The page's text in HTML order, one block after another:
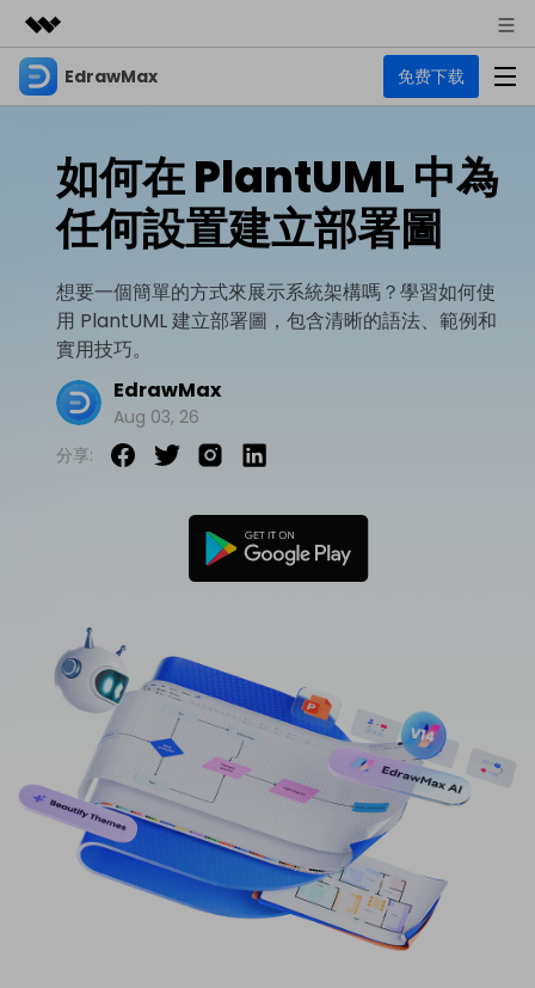
精選產品
實用工具
解決方案
關於我們
新聞中心
EdrawMax 免费下载
EdrawMax
多合一圖表軟體
專業的甘特圖工具
圖表
商業用途
流程圖
技術用途
設計用途
平面圖
所有圖表類型>>
資源
資源範本
EdrawMax 社區
文章内容
支援
教程
商業
搜索
如何在 PlantUML 中為
任何設置建立部署圖
想要一個簡單的方式來展示系統架構嗎？學習如何使
用 PlantUML 建立部署圖，包含清晰的語法、範例和
實用技巧。
EdrawMax
Aug 03, 26
分享: